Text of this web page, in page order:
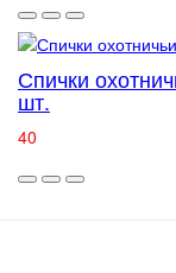
Спички
шт.
40